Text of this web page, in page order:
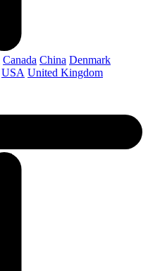
Canada China Denmark
USA United Kingdom